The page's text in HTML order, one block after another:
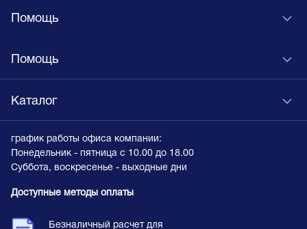
Помощь
Помощь
Каталог
график работы офиса компании:
Понедельник - пятница с 10.00 до 18.00
Суббота, воскресенье - выходные дни
Доступные методы оплаты
Безналичный расчет для